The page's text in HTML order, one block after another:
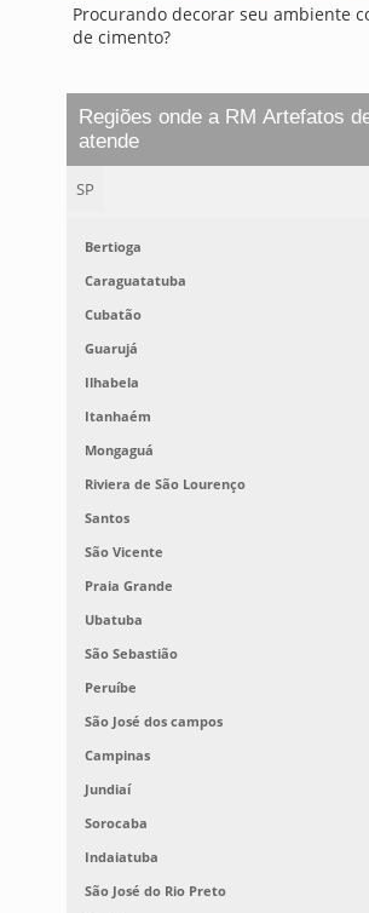
Procurando decorar seu ambiente
de cimento?
Regiões onde a RM Artefatos
atende
SP
Bertioga
Caraguatatuba
Cubatão
Guarujá
Ilhabela
Itanhaém
Mongaguá
Riviera de São Lourenço
Santos
São Vicente
Praia Grande
Ubatuba
São Sebastião
Peruíbe
São José dos campos
Campinas
Jundiaí
Sorocaba
Indaiatuba
São José do Rio Preto